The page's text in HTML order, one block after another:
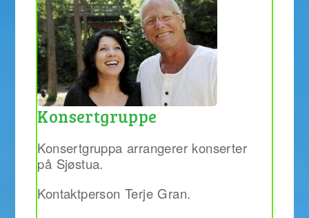
Konsertgruppe
Konsertgruppa arrangerer konserter
på Sjøstua.
Kontaktperson Terje Gran.